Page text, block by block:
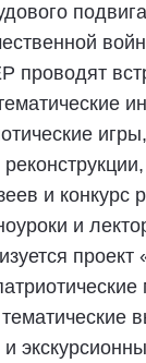
проводят
и конкурс
и
проект